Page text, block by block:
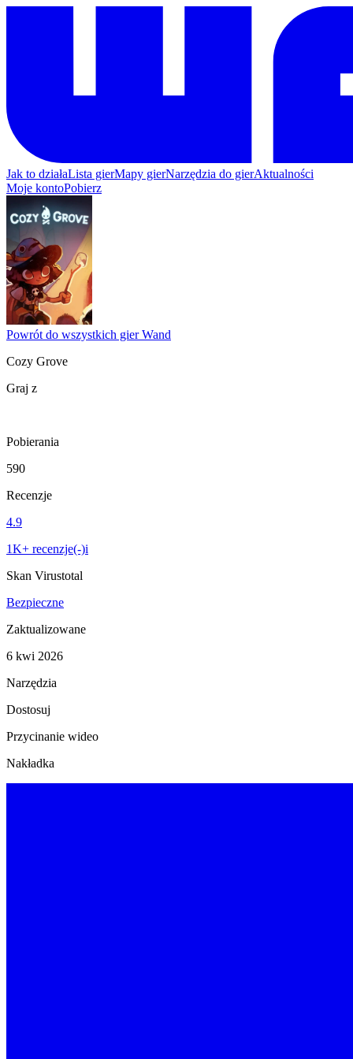
Jak to działaLista gierMapy gierNarzędzia do gierAktualności
Moje kontoPobierz
Powrót do wszystkich gier Wand
Cozy Grove
Graj z
Pobierania
590
Recenzje
4.9
1K+ recenzje(-)i
Skan Virustotal
Bezpieczne
Zaktualizowane
6 kwi 2026
Narzędzia
Dostosuj
Przycinanie wideo
Nakładka